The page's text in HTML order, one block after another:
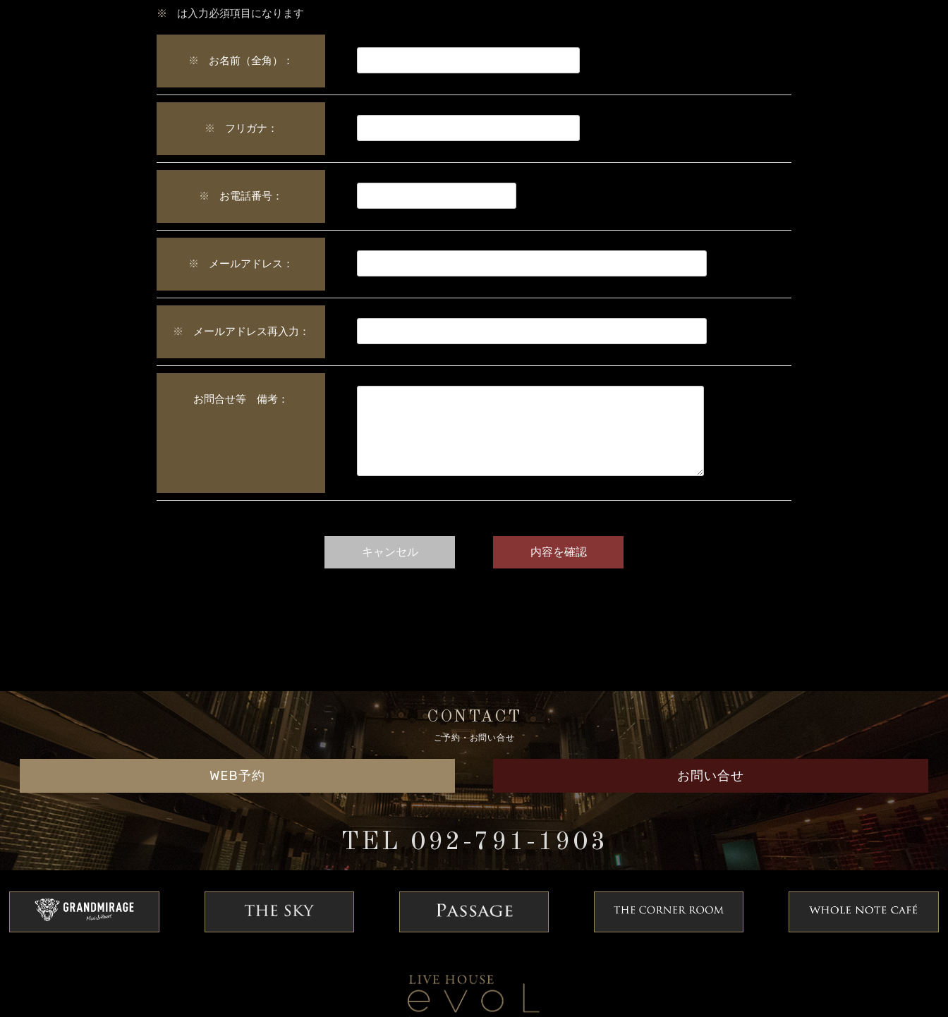
※ は入力必須項目になります
※ お名前（全角）：
※ フリガナ：
※ お電話番号：
※ メールアドレス：
※ メールアドレス再入力：
お問合せ等 備考：
CONTACT
ご予約・お問い合せ
WEB予約 お問い合せ
TEL 092-791-1903